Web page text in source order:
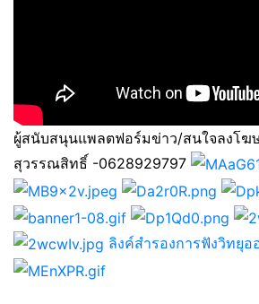
ผู้สนับสนุนแพลตฟอร์มข่าว/สนใจลงโฆ
สุวรรณสิทธิ์ -0628929797
ลิงค์สำรองการฟังวิทยุอ